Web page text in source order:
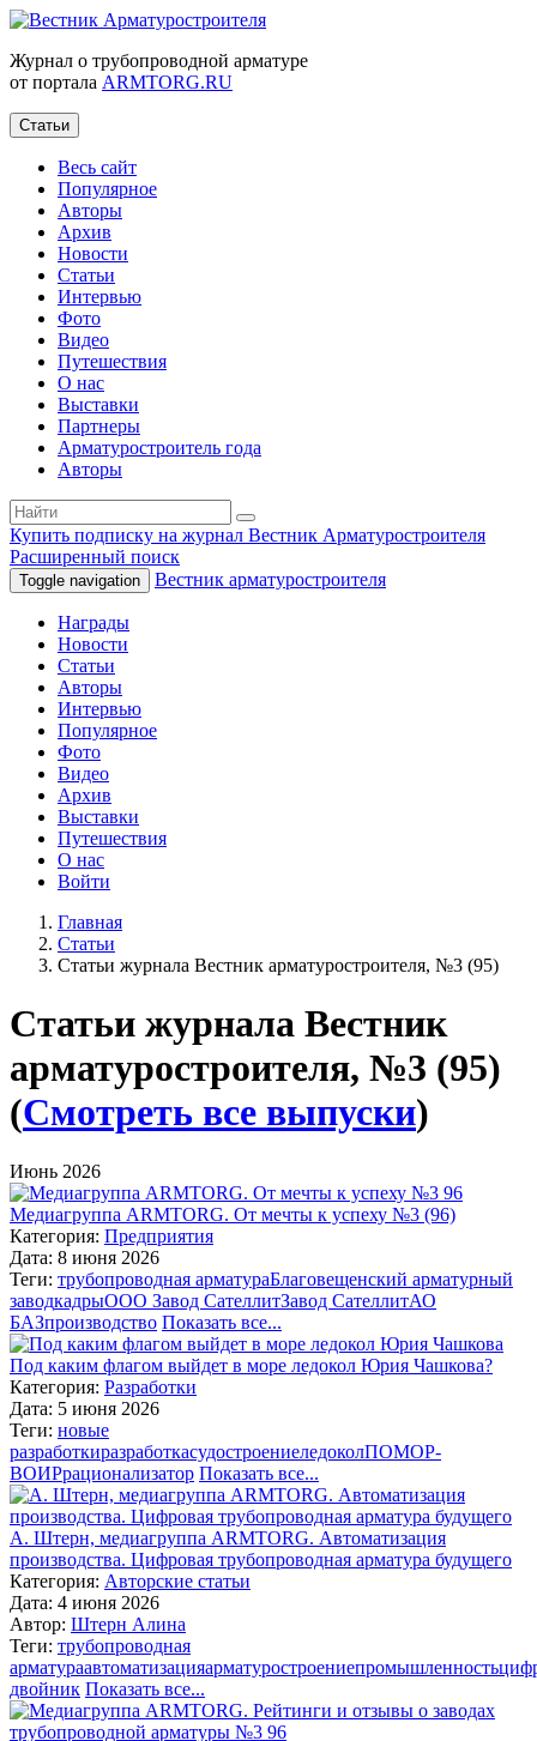
Журнал о трубопроводной арматуре
от портала ARMTORG.RU
Статьи
Весь сайт
Популярное
Авторы
Архив
Новости
Статьи
Интервью
Фото
Видео
Путешествия
О нас
Выставки
Партнеры
Арматуростроитель года
Авторы
Купить подписку на журнал Вестник Арматуростроителя
Расширенный поиск
Toggle navigation Вестник арматуростроителя
Награды
Новости
Статьи
Авторы
Интервью
Популярное
Фото
Видео
Архив
Выставки
Путешествия
О нас
Войти
Главная
Статьи
Статьи журнала Вестник арматуростроителя, №3 (95)
Статьи журнала Вестник
арматуростроителя, №3 (95)
(Смотреть все выпуски)
Июнь 2026
Медиагруппа ARMTORG. От мечты к успеху №3 (96)
Категория: Предприятия
Дата: 8 июня 2026
Теги: трубопроводная арматураБлаговещенский арматурный
заводкадрыООО Завод СателлитЗавод СателлитАО
БАЗпроизводство Показать все...
Под каким флагом выйдет в море ледокол Юрия Чашкова?
Категория: Разработки
Дата: 5 июня 2026
Теги: новые
разработкиразработкасудостроениеледоколПОМОР-
ВОИРрационализатор Показать все...
А. Штерн, медиагруппа ARMTORG. Автоматизация
производства. Цифровая трубопроводная арматура будущего
Категория: Авторские статьи
Дата: 4 июня 2026
Автор: Штерн Алина
Теги: трубопроводная
арматураавтоматизацияарматуростроениепромышленность
двойник Показать все...